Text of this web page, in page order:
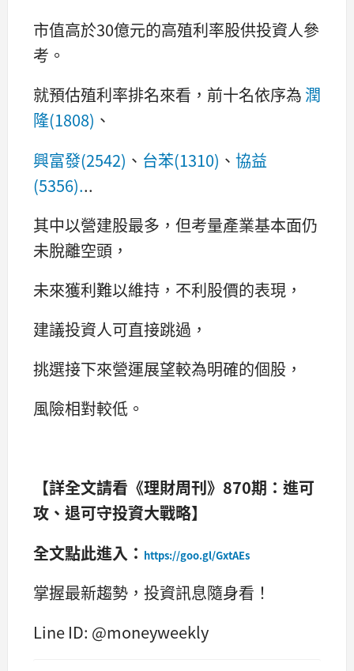
市值高於30億元的高殖利率股供投資人參
考。
就預估殖利率排名來看，前十名依序為 潤
隆(1808) 、
興富發(2542) 、 台苯(1310) 、 協益
(5356)...
其中以營建股最多，但考量產業基本面仍
未脫離空頭，
未來獲利難以維持，不利股價的表現，
建議投資人可直接跳過，
挑選接下來營運展望較為明確的個股，
風險相對較低。
【詳全文請看《理財周刊》870期：進可
攻、退可守投資大戰略】
全文點此進入： https://goo.gl/GxtAEs
掌握最新趨勢，投資訊息隨身看！
Line ID: @moneyweekly